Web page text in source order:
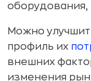
оборудования,
Можно
профиль их
внешних
изменения